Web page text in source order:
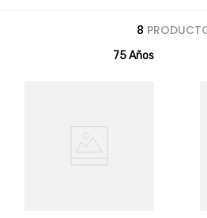
8
75 Años